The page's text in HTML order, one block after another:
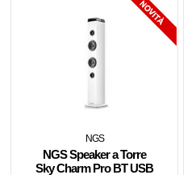
NGS
NGS Speaker a Torre
Sky Charm Pro BT USB